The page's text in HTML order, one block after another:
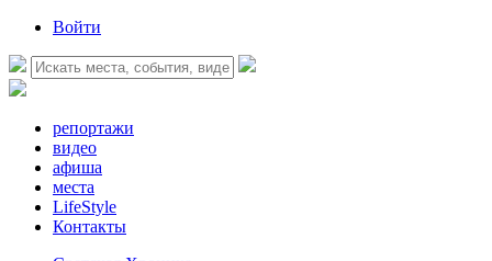
Войти
репортажи
видео
афиша
места
LifeStyle
Контакты